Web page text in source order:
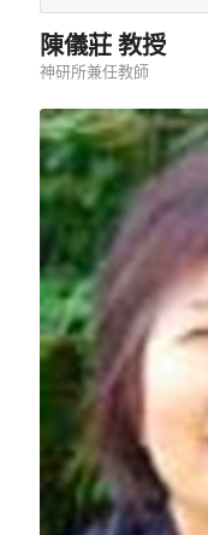
陳儀莊 教授
神研所兼任教師